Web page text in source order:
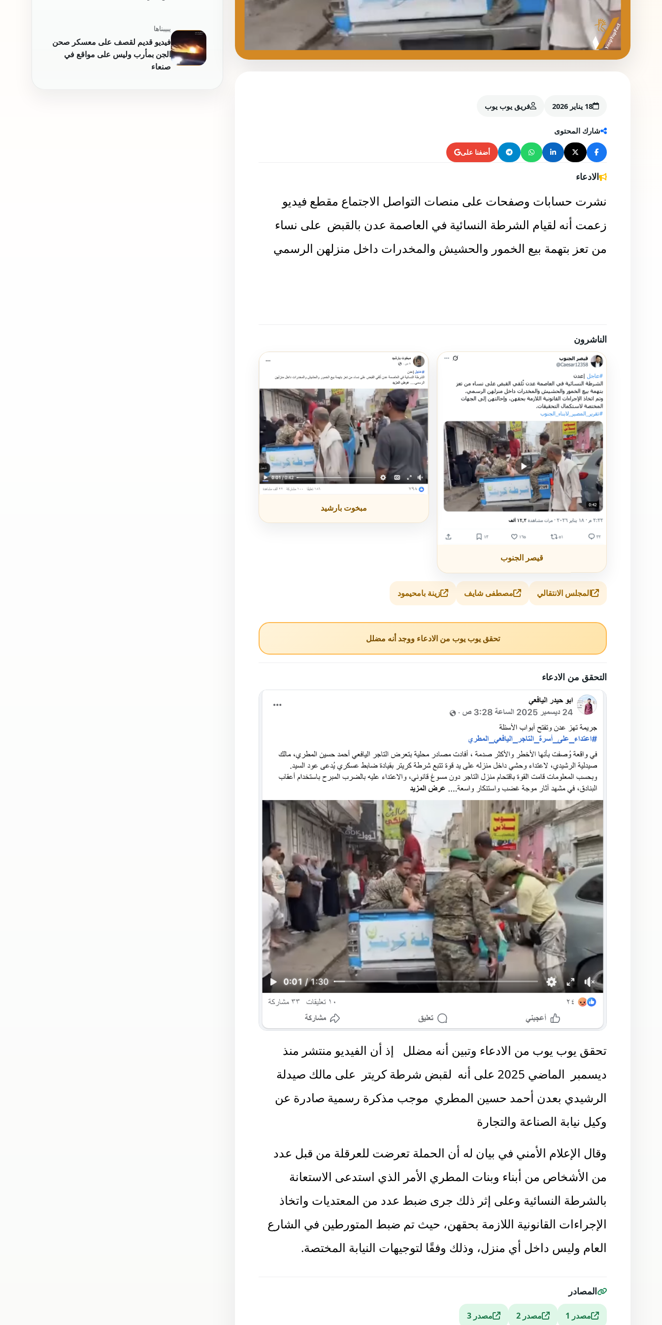
18 يناير 2026 فريق يوب يوب
شارك المحتوى
أضفنا على
الادعاء
نشرت حسابات وصفحات على منصات التواصل الاجتماع مقطع فيديو
زعمت أنه لقيام الشرطة النسائية في العاصمة عدن بالقبض على نساء
من تعز بتهمة بيع الخمور والحشيش والمخدرات داخل منزلهن الرسمي
الناشرون
قيصر الجنوب
مبخوت بارشيد
المجلس الانتقالي مصطفى شايف زينة بامحيمود
تحقق يوب يوب من الادعاء ووجد أنه مضلل
التحقق من الادعاء
تحقق يوب يوب من الادعاء وتبين أنه مضلل
إذ أن الفيديو منتشر منذ
ديسمبر
الماضي 2025 على أنه لقبض شرطة كريتر
على مالك صيدلة
الرشيدي بعدن أحمد حسين المطري موجب مذكرة رسمية صادرة عن
وكيل نيابة الصناعة والتجارة
وقال الإعلام الأمني في بيان له أن الحملة تعرضت للعرقلة من قبل عدد
من الأشخاص من أبناء وبنات المطري الأمر الذي استدعى الاستعانة
بالشرطة النسائية وعلى إثر ذلك جرى ضبط عدد من المعتديات واتخاذ
الإجراءات القانونية اللازمة بحقهن، حيث تم ضبط المتورطين في الشارع
العام وليس داخل أي منزل، وذلك وفقًا لتوجيهات النيابة المختصة.
المصادر
مصدر 1 مصدر 2 مصدر 3
يبيبناها
فيديو قديم لقصف على معسكر صحن
الجن بمأرب وليس على مواقع في
صنعاء